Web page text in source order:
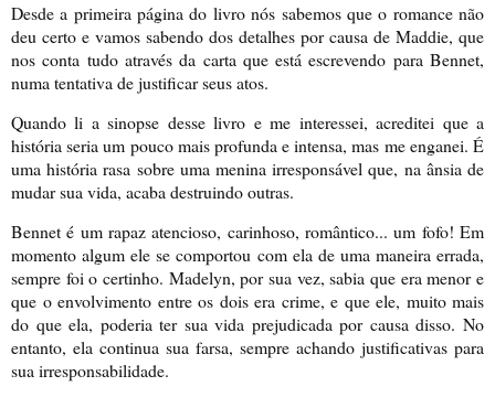
Desde a primeira página do livro nós sabemos que o romance não
deu certo e vamos sabendo dos detalhes por causa de Maddie, que
nos conta tudo através da carta que está escrevendo para Bennet,
numa tentativa de justificar seus atos.
Quando li a sinopse desse livro e me interessei, acreditei que a
história seria um pouco mais profunda e intensa, mas me enganei. É
uma história rasa sobre uma menina irresponsável que, na ânsia de
mudar sua vida, acaba destruindo outras.
Bennet é um rapaz atencioso, carinhoso, romântico... um fofo! Em
momento algum ele se comportou com ela de uma maneira errada,
sempre foi o certinho. Madelyn, por sua vez, sabia que era menor e
que o envolvimento entre os dois era crime, e que ele, muito mais
do que ela, poderia ter sua vida prejudicada por causa disso. No
entanto, ela continua sua farsa, sempre achando justificativas para
sua irresponsabilidade.